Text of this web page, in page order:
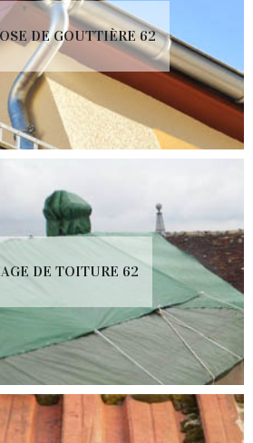
DE GOUTTIÈRE 62
DE TOITURE 62